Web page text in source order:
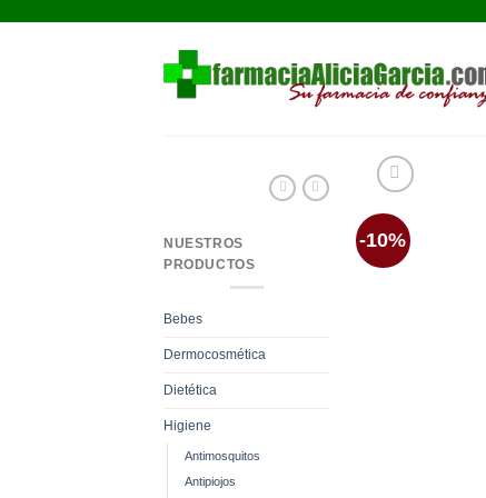
NUESTROS
PRODUCTOS
Bebes
Dermocosmética
Dietética
Higiene
Antimosquitos
Antipiojos
-10%